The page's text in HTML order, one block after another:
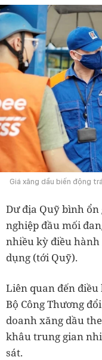
Giá xăng dầu biến động
Dư địa Quỹ bình
nghiệp đầu mối
nhiều kỳ điều hành
dụng (tới Quỹ).
Liên quan đến
Bộ Công Thương
doanh xăng dầu
khâu trung gian
sát.